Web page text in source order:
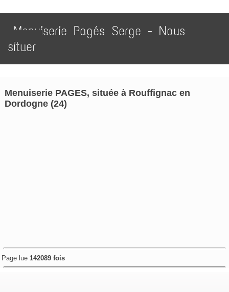
Menuiserie Pagés Serge - Nous
situer
Menuiserie PAGES, située à Rouffignac en
Dordogne (24)
Page lue 142089 fois